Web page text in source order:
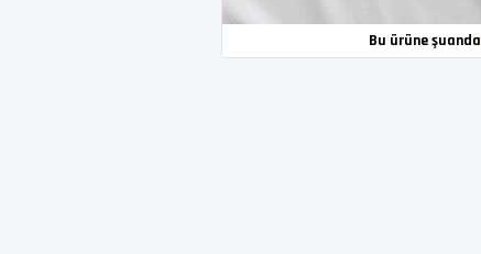
Bu ürüne şuanda